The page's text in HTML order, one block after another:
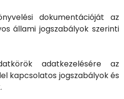
dokumentációját az
állami jogszabályok szerinti
adatkezelésére az
kapcsolatos jogszabályok és